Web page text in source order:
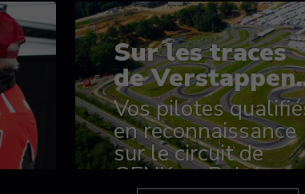
Sur les traces
de
Vos pilotes
en reconnaissance
sur le circuit de
GENK en Belgique